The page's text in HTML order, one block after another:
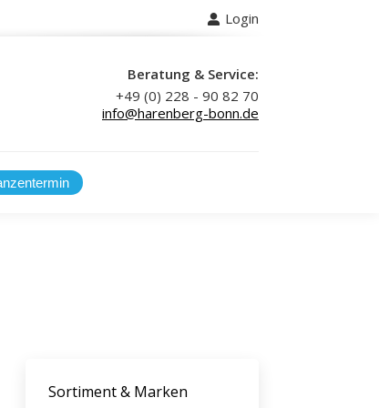
Login
Beratung & Service:
+49 (0) 228 - 90 82 70
info@harenberg-bonn.de
Sortiment & Marken